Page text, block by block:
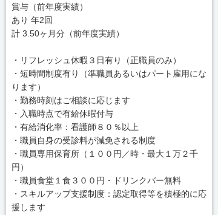
賞与（前年度実績）
あり 年2回
計 3.50ヶ月分（前年度実績）
・リフレッシュ休暇３日有り（正職員のみ）
・短時間制度有り（準職員あるいはパート雇用にな
ります）
・勤務時刻はご相談に応じます
・入職時点で有給休暇付与
・有給消化率：看護師８０％以上
・職員自身の受診料が減免される制度
・職員専用保育所（１００円／時・最大１万２千
円）
・職員食堂１食３００円・ドリンクバー無料
・スキルアップ支援制度：認定取得等を積極的に応
援します